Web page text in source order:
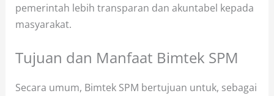
pemerintah lebih transparan dan akuntabel kepada
masyarakat.
Tujuan dan Manfaat Bimtek SPM
Secara umum, Bimtek SPM bertujuan untuk, sebagai